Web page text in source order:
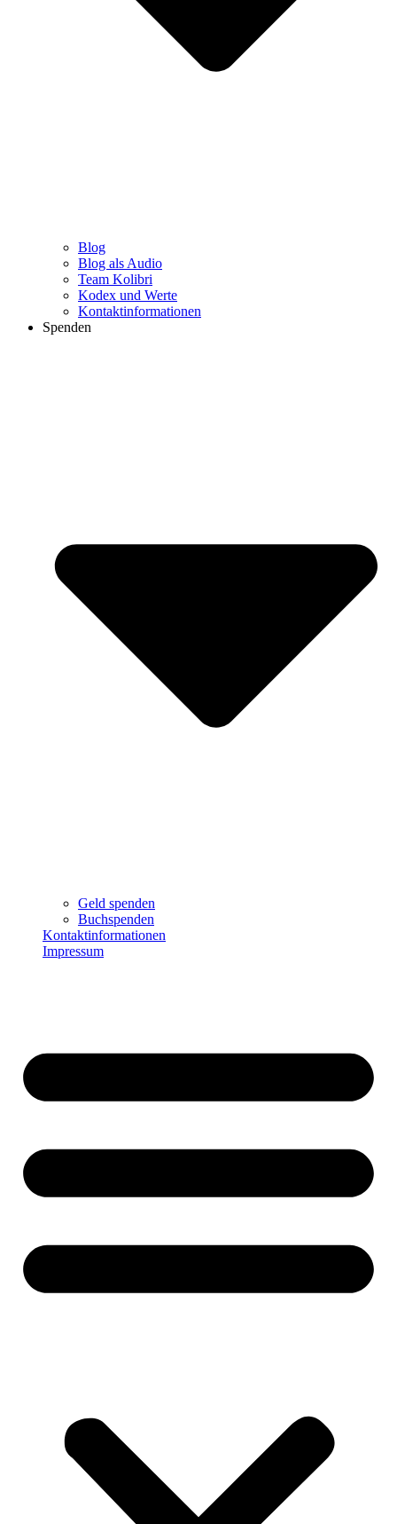
Blog
Blog als Audio
Team Kolibri
Kodex und Werte
Kontaktinformationen
Spenden
Geld spenden
Buchspenden
Kontaktinformationen
Impressum